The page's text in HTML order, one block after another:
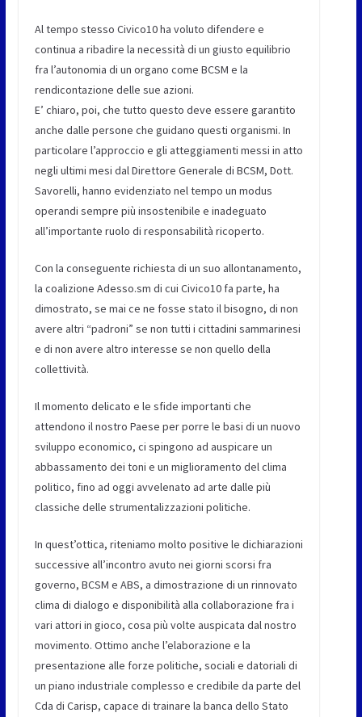
Al tempo stesso Civico10 ha voluto difendere e
continua a ribadire la necessità di un giusto equilibrio
fra l’autonomia di un organo come BCSM e la
rendicontazione delle sue azioni.
E’ chiaro, poi, che tutto questo deve essere garantito
anche dalle persone che guidano questi organismi. In
particolare l’approccio e gli atteggiamenti messi in atto
negli ultimi mesi dal Direttore Generale di BCSM, Dott.
Savorelli, hanno evidenziato nel tempo un modus
operandi sempre più insostenibile e inadeguato
all’importante ruolo di responsabilità ricoperto.
Con la conseguente richiesta di un suo allontanamento,
la coalizione Adesso.sm di cui Civico10 fa parte, ha
dimostrato, se mai ce ne fosse stato il bisogno, di non
avere altri “padroni” se non tutti i cittadini sammarinesi
e di non avere altro interesse se non quello della
collettività.
Il momento delicato e le sfide importanti che
attendono il nostro Paese per porre le basi di un nuovo
sviluppo economico, ci spingono ad auspicare un
abbassamento dei toni e un miglioramento del clima
politico, fino ad oggi avvelenato ad arte dalle più
classiche delle strumentalizzazioni politiche.
In quest’ottica, riteniamo molto positive le dichiarazioni
successive all’incontro avuto nei giorni scorsi fra
governo, BCSM e ABS, a dimostrazione di un rinnovato
clima di dialogo e disponibilità alla collaborazione fra i
vari attori in gioco, cosa più volte auspicata dal nostro
movimento. Ottimo anche l’elaborazione e la
presentazione alle forze politiche, sociali e datoriali di
un piano industriale complesso e credibile da parte del
Cda di Carisp, capace di trainare la banca dello Stato